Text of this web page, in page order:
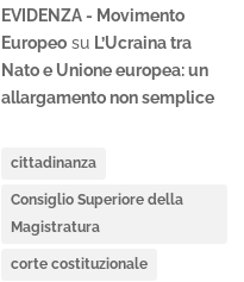
EVIDENZA - Movimento
Europeo su L’Ucraina tra
Nato e Unione europea: un
allargamento non semplice
cittadinanza
Consiglio Superiore della
Magistratura
corte costituzionale